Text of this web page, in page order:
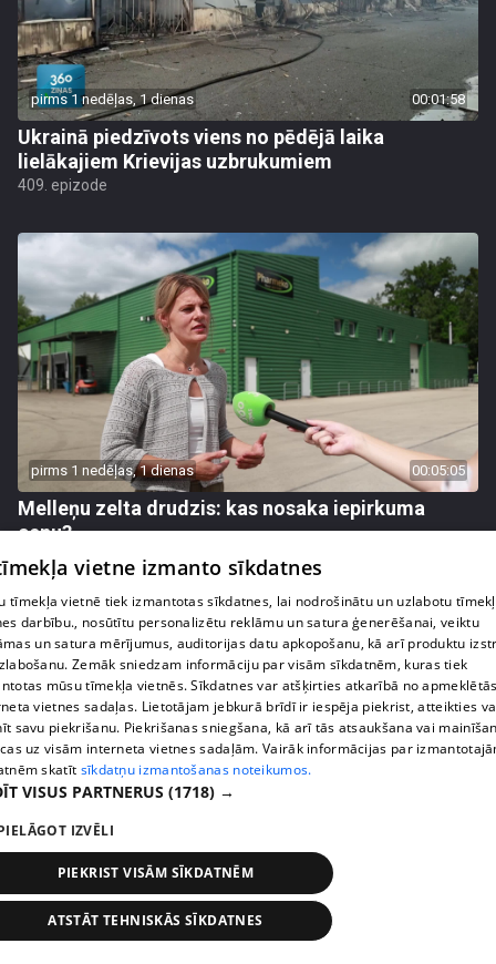
pirms 1 nedēļas, 1 dienas 00:01:58
Ukrainā piedzīvots viens no pēdējā laika
lielākajiem Krievijas uzbrukumiem
409. epizode
pirms 1 nedēļas, 1 dienas 00:05:05
Melleņu zelta drudzis: kas nosaka iepirkuma
cenu?
409. epizode
Ogas un sēnes šogad dārgākas, bet uzpirkšanas
punktos to krietni mazāk
409. epizode
vietne izmanto sīkdatnes
tīmekļa vietnē tiek izmantotas sīkdatnes, lai nodrošinātu un uzlabotu
darbību., nosūtītu personalizētu reklāmu un satura ģenerēšanai, veiktu
un satura mērījumus, auditorijas datu apkopošanu, kā arī produktu
Zemāk sniedzam informāciju par visām sīkdatnēm, kuras tiek
mūsu tīmekļa vietnēs. Sīkdatnes var atšķirties atkarībā no
vietnes sadaļas. Lietotājam jebkurā brīdī ir iespēja piekrist, atteikties
savu piekrišanu. Piekrišanas sniegšana, kā arī tās atsaukšana vai
uz visām interneta vietnes sadaļām. Vairāk informācijas par
skatīt sīkdatņu izmantošanas noteikumos.
VISUS PARTNERUS (1718) →
IZVĒLI
PIEKRIST VISĀM SĪKDATNĒM
ATSTĀT TEHNISKĀS SĪKDATNES